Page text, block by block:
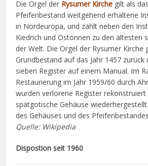
Die Orgel der Rysumer Kirche gilt als
Pfeifenbestand weitgehend erhaltene
in Nordeuropa, und zählt neben den
Kiedrich und Ostönnen zu den ältesten
der Welt. Die Orgel der Rysumer Kirche
Grundbestand auf das Jahr 1457
sieben Register auf einem Manual. Im
Restaurierung im Jahr 1959/60 durch
wurden verlorene Register rekonstruiert
spätgotische Gehäuse
des Gehäuses und des
Quelle: Wikipedia
Dispostion seit 1960